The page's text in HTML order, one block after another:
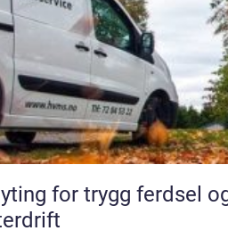
for trygg ferdsel